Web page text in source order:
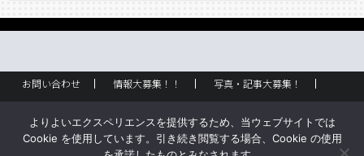
お問い合わせ 情報大募集！！
写真・記事大募集！
企業情報
創刊のご挨拶 サイトポリシー
よりよいエクスペリエンスを提供するため、当ウェブサイトでは
Cookie を使用しています。引き続き閲覧する場合、Cookie の使用